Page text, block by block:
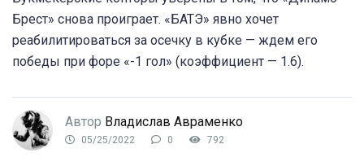
Брест» снова проиграет. «БАТЭ» явно хочет
реабилитироваться за осечку в кубке — ждем его
победы при форе «-1 гол» (коэффициент — 1.6).
Автор Владислав Авраменко
05/25/2022 0 792